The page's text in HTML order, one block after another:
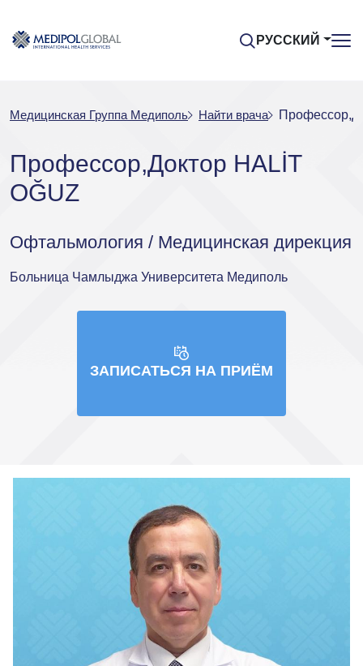
РУССКИЙ
Медицинская Группа Медиполь Найти врача
Профессор,Доктор HALİT
OĞUZ
Офтальмология / Медицинская дирекция
Больница Чамлыджа Университета Медиполь
ЗАПИСАТЬСЯ НА ПРИЁМ